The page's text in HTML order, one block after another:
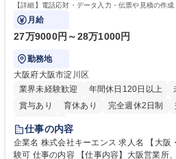
格：
【詳細】電話応対・データ入力・伝票や見積の作
で発生する事務業務や業務改善をお任せ。
月給
27万9000円～28万1000円
勤務地
大阪府大阪市淀川区
業界未経験歓迎
年間休日120日以上
賞与あり
育休あり 完全週休2日制
土日祝休み
仕事の内容
企業名 株式会社キーエンス 求人名 【大阪・京都・滋賀】営業事務 ※未経
験可 仕事の内容 【仕事内容】大阪営業所、京都営業所、滋賀営業所いず